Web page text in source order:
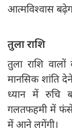
आत्मविश्वास
तुला राशि
तुला राशि
मानसिक शांति
ध्यान में रुचि
गलतफहमी में फंसे
में आने लगेंगी।